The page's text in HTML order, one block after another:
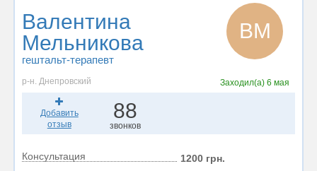
Валентина
Мельникова
гештальт-терапевт
ВМ
р-н. Днепровский Заходил(а)6 мая
Добавить
отзыв
88
звонков
Консультация 1200 грн.